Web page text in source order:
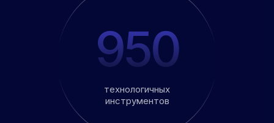
технологичных
инструментов
950